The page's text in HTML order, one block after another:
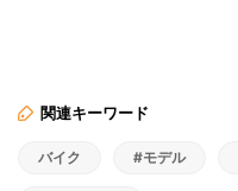
関連キーワード
バイク #モデル